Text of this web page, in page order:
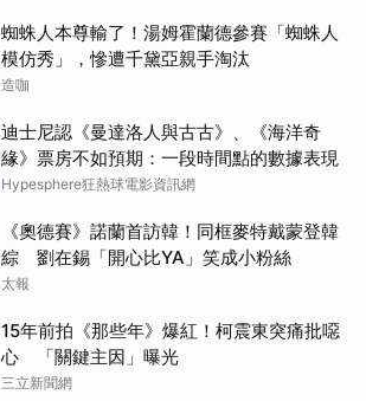
蜘蛛人本尊輸了！湯姆霍蘭德參賽「蜘蛛人
模仿秀」，慘遭千黛亞親手淘汰
造咖
迪士尼認《曼達洛人與古古》、《海洋奇
緣》票房不如預期：一段時間點的數據表現
Hypesphere狂熱球電影資訊網
《奧德賽》諾蘭首訪韓！同框麥特戴蒙登韓
綜 劉在錫「開心比YA」笑成小粉絲
太報
15年前拍《那些年》爆紅！柯震東突痛批噁
心 「關鍵主因」曝光
三立新聞網